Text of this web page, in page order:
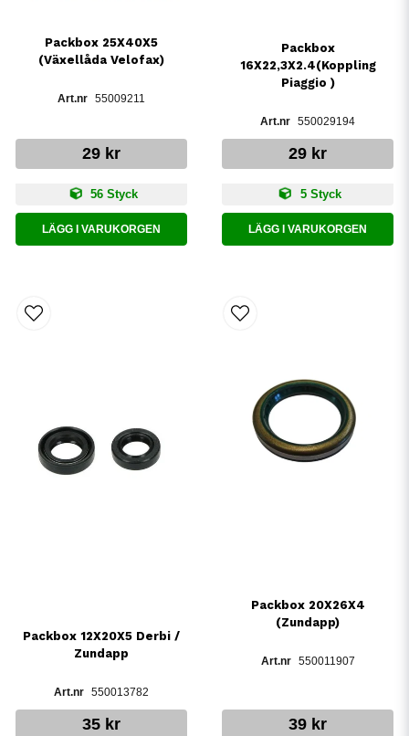
Packbox 25X40X5
(Växellåda Velofax)
55009211
29 kr
56 Styck
LÄGG I VARUKORGEN
Packbox
16X22,3X2.4(Koppling
Piaggio )
550029194
29 kr
5 Styck
LÄGG I VARUKORGEN
Packbox 12X20X5 Derbi /
Zundapp
550013782
35 kr
Packbox 20X26X4
(Zundapp)
550011907
39 kr